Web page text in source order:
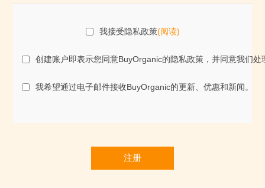
我接受隐私政策(阅读)
创建账户即表示您同意BuyOrganic的隐私政策，并同意我们
我希望通过电子邮件接收BuyOrganic的更新、优惠和新闻。
注册